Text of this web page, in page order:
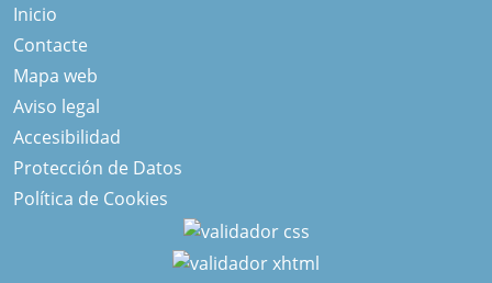
Inicio
Contacte
Mapa web
Aviso legal
Accesibilidad
Protección de Datos
Política de Cookies